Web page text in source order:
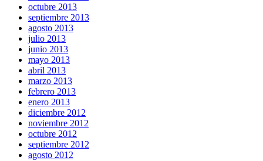
octubre 2013
septiembre 2013
agosto 2013
julio 2013
junio 2013
mayo 2013
abril 2013
marzo 2013
febrero 2013
enero 2013
diciembre 2012
noviembre 2012
octubre 2012
septiembre 2012
agosto 2012